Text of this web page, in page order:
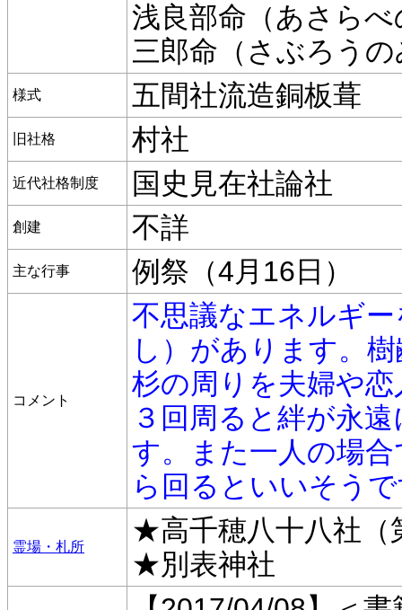
浅良部命（あさら
三郎命（さぶろう
様式 五間社流造銅板葺
旧社格 村社
近代社格制度 国史見在社論社
創建 不詳
主な行事 例祭（4月16日）
コメント
不思議なエネルギ
し）があります。
杉の周りを夫婦や
３回周ると絆が永
す。また一人の場
ら回るといいそう
霊場・札所
★高千穂八十八社（
★別表神社